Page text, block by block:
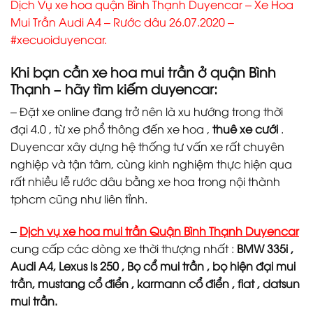
Dịch Vụ xe hoa quận Bình Thạnh Duyencar – Xe Hoa
Mui Trần Audi A4 – Rước dâu 26.07.2020 –
#xecuoiduyencar.
Khi bạn cần xe hoa mui trần ở quận Bình
Thạnh – hãy tìm kiếm duyencar:
– Đặt xe online đang trở nên là xu hướng trong thời
đại 4.0 , từ xe phổ thông đến xe hoa , thuê xe cưới .
Duyencar xây dựng hệ thống tư vấn xe rất chuyên
nghiệp và tận tâm, cùng kinh nghiệm thực hiện qua
rất nhiều lễ rước dâu bằng xe hoa trong nội thành
tphcm cũng như liên tỉnh.
– Dịch vụ xe hoa mui trần Quận Bình Thạnh Duyencar
cung cấp các dòng xe thời thượng nhất : BMW 335i ,
Audi A4, Lexus Is 250 , Bọ cổ mui trần , bọ hiện đại mui
trần, mustang cổ điển , karmann cổ điển , fiat , datsun
mui trần.